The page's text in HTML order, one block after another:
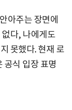
아주는 장면에
다, 나에게도
못했다. 현재 로
공식 입장 표명